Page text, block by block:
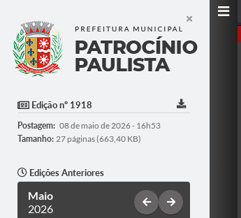
Edição nº 1918
Postagem: 08 de maio de 2026 - 16h53
Tamanho: 27 páginas (663,40 KB)
Edições Anteriores
Maio
2026